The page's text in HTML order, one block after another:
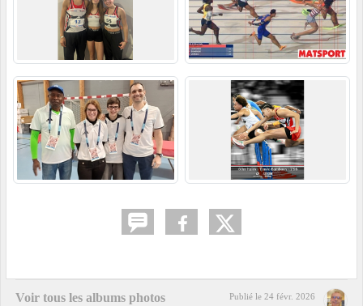
Voir tous les albums photos Publié le 24 févr. 2026